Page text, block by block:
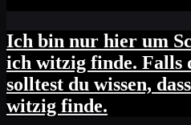
Ich bin nur hier um
ich witzig finde. Falls
solltest du wissen,
witzig finde.